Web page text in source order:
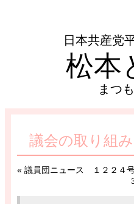
松本
まつ
日本共産党
議会の取り組み
« 議員団ニュース １２２４号